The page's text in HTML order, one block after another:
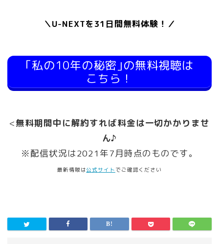
＼U-NEXTを31日間無料体験！／
｢私の10年の秘密｣の無料視聴は
こちら！
<無料期間中に解約すれば料金は一切かかりませ
ん♪
※配信状況は2021年7月時点のものです。
最新情報は公式サイト でご確認ください